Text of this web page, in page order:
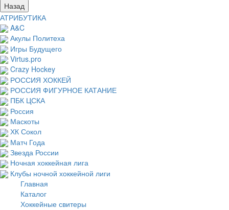
Назад
АТРИБУТИКА
A&C
Акулы Политеха
Игры Будущего
Virtus.pro
Crazy Hockey
РОССИЯ ХОККЕЙ
РОССИЯ ФИГУРНОЕ КАТАНИЕ
ПБК ЦСКА
Россия
Маскоты
ХК Сокол
Матч Года
Звезда России
Ночная хоккейная лига
Клубы ночной хоккейной лиги
Главная
Каталог
Хоккейные свитеры